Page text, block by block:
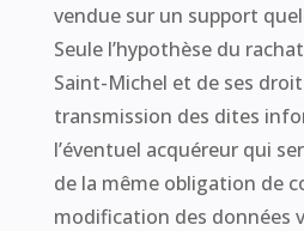
vendue sur un support
Seule l’hypothèse du
Saint-Michel et de ses
transmission des dites
l’éventuel acquéreur qui
de la même obligation de
modification des données